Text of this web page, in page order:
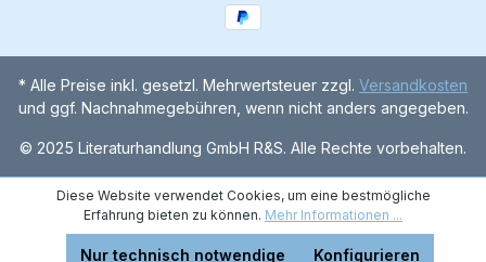
* Alle Preise inkl. gesetzl. Mehrwertsteuer zzgl. Versandkosten
und ggf. Nachnahmegebühren, wenn nicht anders angegeben.
© 2025 Literaturhandlung GmbH R&S. Alle Rechte vorbehalten.
Diese Website verwendet Cookies, um eine bestmögliche
Erfahrung bieten zu können. Mehr Informationen ...
Nur technisch notwendige Konfigurieren